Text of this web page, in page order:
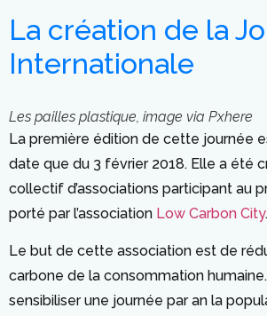
La création de la
Internationale
Les pailles plastique, image via Pxhere
La première édition de cette journée
date que du 3 février 2018. Elle a été
collectif d’associations participant au
porté par l’association Low Carbon City.
Le but de cette association est de
carbone de la consommation humaine.
sensibiliser une journée par an la